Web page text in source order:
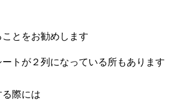
とをお勧めします
ートが２列になっている所もあります
際には